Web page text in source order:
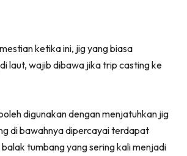
ketika ini, jig yang biasa
laut, wajib dibawa jika trip casting ke
digunakan dengan menjatuhkan jig
di bawahnya dipercayai terdapat
tumbang yang sering kali menjadi